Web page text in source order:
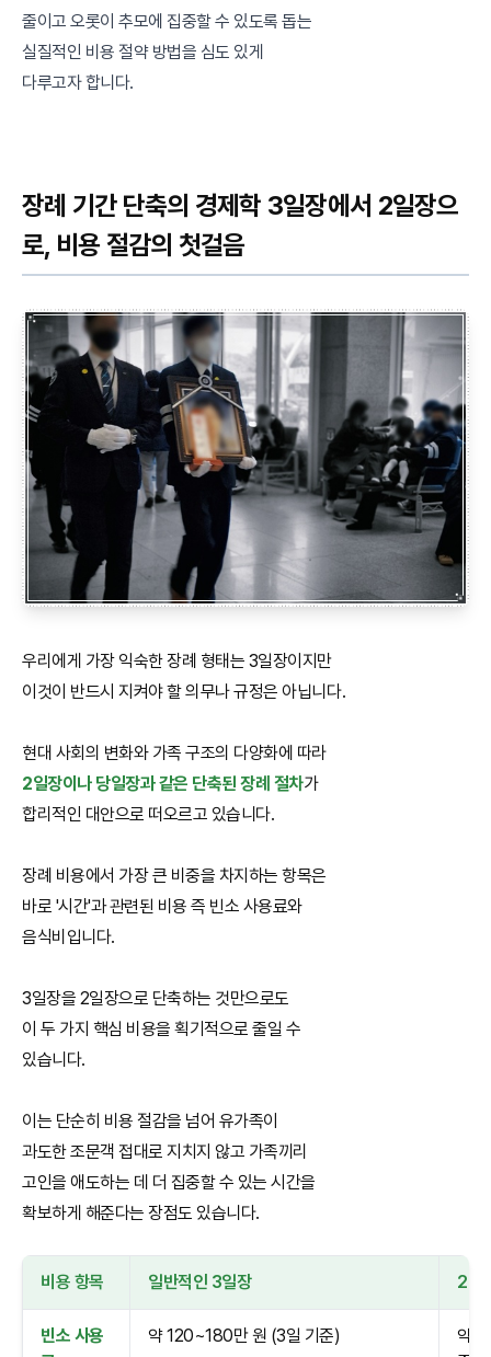
줄이고 오롯이 추모에 집중할 수 있도록 돕는
실질적인 비용 절약 방법을 심도 있게
다루고자 합니다.
장례 기간 단축의 경제학 3일장에서 2일장으
로, 비용 절감의 첫걸음
우리에게 가장 익숙한 장례 형태는 3일장이지만
이것이 반드시 지켜야 할 의무나 규정은 아닙니다.
현대 사회의 변화와 가족 구조의 다양화에 따라
2일장이나 당일장과 같은 단축된 장례 절차가
합리적인 대안으로 떠오르고 있습니다.
장례 비용에서 가장 큰 비중을 차지하는 항목은
바로 '시간'과 관련된 비용 즉 빈소 사용료와
음식비입니다.
3일장을 2일장으로 단축하는 것만으로도
이 두 가지 핵심 비용을 획기적으로 줄일 수
있습니다.
이는 단순히 비용 절감을 넘어 유가족이
과도한 조문객 접대로 지치지 않고 가족끼리
고인을 애도하는 데 더 집중할 수 있는 시간을
확보하게 해준다는 장점도 있습니다.
비용 항목 일반적인 3일장 2일
빈소 사용
약 120~180만 원 (3일 기준)
약